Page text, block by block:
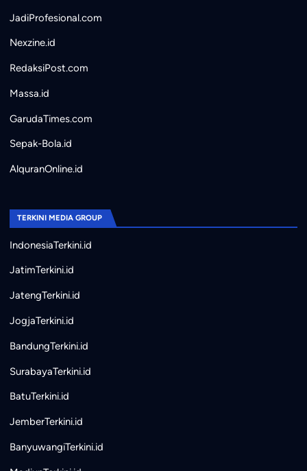
JadiProfesional.com
Nexzine.id
RedaksiPost.com
Massa.id
GarudaTimes.com
Sepak-Bola.id
AlquranOnline.id
TERKINI MEDIA GROUP
IndonesiaTerkini.id
JatimTerkini.id
JatengTerkini.id
JogjaTerkini.id
BandungTerkini.id
SurabayaTerkini.id
BatuTerkini.id
JemberTerkini.id
BanyuwangiTerkini.id